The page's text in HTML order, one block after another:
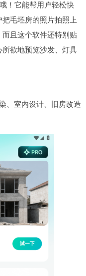
！它能帮用户轻松快
毛坯房的照片拍照上
且这个软件还特别贴
欲地预览沙发、灯具
、室内设计、旧房改造